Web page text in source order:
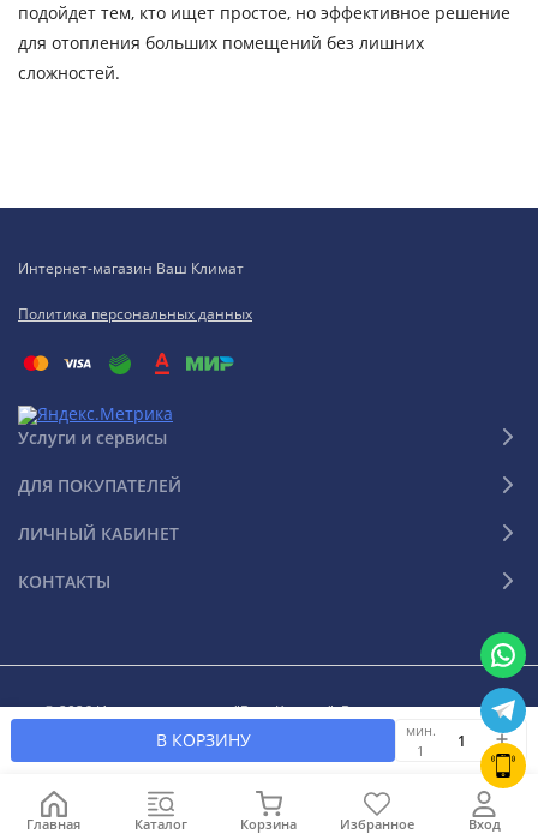
В КОРЗИНУ
мин.
1
подойдет тем, кто ищет простое, но эффективное решение
для отопления больших помещений без лишних
сложностей.
Интернет-магазин Ваш Климат
Политика персональных данных
Услуги и сервисы
ДЛЯ ПОКУПАТЕЛЕЙ
ЛИЧНЫЙ КАБИНЕТ
КОНТАКТЫ
© 2026 Интернет-магазин "Ваш Климат". Все права защищены
Главная Каталог Корзина Избранное Вход